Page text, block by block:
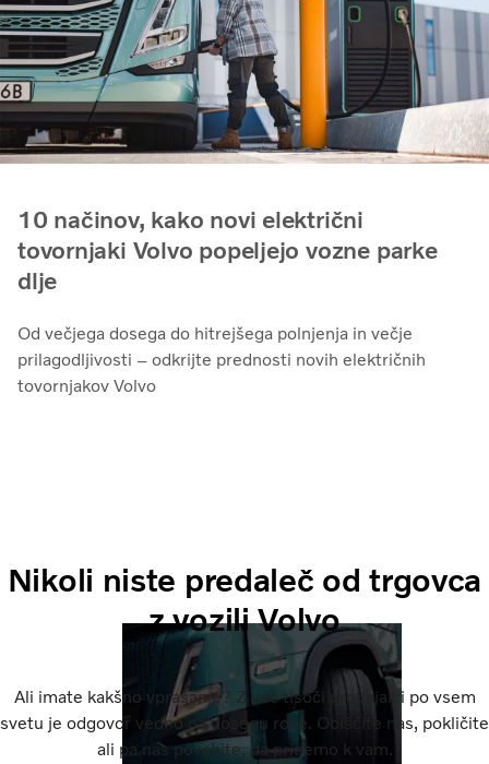
10 načinov, kako novi električni
tovornjaki Volvo popeljejo vozne parke
dlje
Od večjega dosega do hitrejšega polnjenja in večje
prilagodljivosti – odkrijte prednosti novih električnih
tovornjakov Volvo
Nikoli niste predaleč od trgovca
z vozili Volvo
Ali imate kakšno vprašanje? Z več tisoči prodajalci po vsem
svetu je odgovor vedno na dosegu roke. Obiščite nas, pokličite
ali pa nas povabite, da pridemo k vam.